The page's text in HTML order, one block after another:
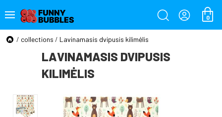
0
/ collections / Lavinamasis dvipusis kilimėlis
LAVINAMASIS DVIPUSIS
KILIMĖLIS